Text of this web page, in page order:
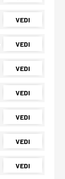
VEDI
VEDI
VEDI
VEDI
VEDI
VEDI
VEDI